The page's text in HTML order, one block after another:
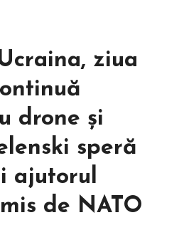
ziua
drone și
speră
ajutorul
de NATO